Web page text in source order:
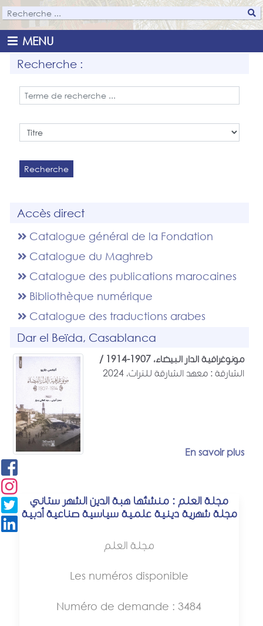
MENU
Recherche :
Recherche
Accès direct
Catalogue général de la Fondation
Catalogue du Maghreb
Catalogue des publications marocaines
Bibliothèque numérique
Catalogue des traductions arabes
Dar el Beïda, Casablanca
مونوغرافية الدار البيضاء، 1907-1914 /
الشارقة : معهد الشارقة للتراث، 2024
En savoir plus
مجلة العلم : منشئها هبة الدين الشهر ستاني
مجلة شهرية دينية علمية سياسية صناعية أدبية
مجلة العلم
Les numéros disponible
Numéro de demande : 3484